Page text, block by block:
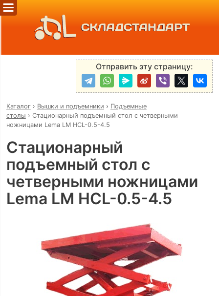
СКЛАДСТАНДАРТ
Отправить эту страницу:
Каталог› Вышки и подъемники › Подъемные
столы › Стационарный подъемный стол с четверными
ножницами Lema LM HCL-0.5-4.5
Стационарный
подъемный стол с
четверными ножницами
Lema LM HCL-0.5-4.5